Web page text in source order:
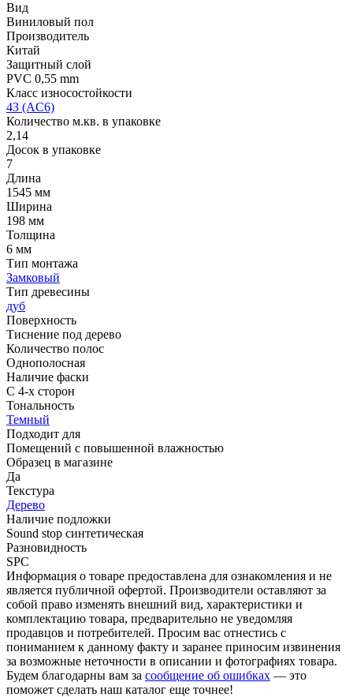
Вид
Виниловый пол
Производитель
Китай
Защитный слой
PVC 0,55 mm
Класс износостойкости
43 (AC6)
Количество м.кв. в упаковке
2,14
Досок в упаковке
7
Длина
1545 мм
Ширина
198 мм
Толщина
6 мм
Тип монтажа
Замковый
Тип древесины
дуб
Поверхность
Тиснение под дерево
Количество полос
Однополосная
Наличие фаски
С 4-х сторон
Тональность
Темный
Подходит для
Помещений с повышенной влажностью
Образец в магазине
Да
Текстура
Дерево
Наличие подложки
Sound stop синтетическая
Разновидность
SPC
Информация о товаре предоставлена для ознакомления и не
является публичной офертой. Производители оставляют за
собой право изменять внешний вид, характеристики и
комплектацию товара, предварительно не уведомляя
продавцов и потребителей. Просим вас отнестись с
пониманием к данному факту и заранее приносим извинения
за возможные неточности в описании и фотографиях товара.
Будем благодарны вам за сообщение об ошибках — это
поможет сделать наш каталог еще точнее!